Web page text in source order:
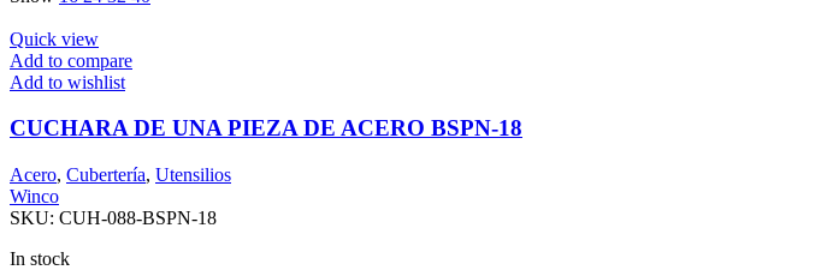
Quick view
Add to compare
Add to wishlist
CUCHARA DE UNA PIEZA DE ACERO BSPN-18
Acero, Cubertería, Utensilios
Winco
SKU: CUH-088-BSPN-18
In stock